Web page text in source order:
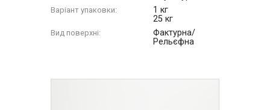
Варіант упаковки:
1 кг
25 кг
Вид поверхні:
Фактурна/
Рельєфна